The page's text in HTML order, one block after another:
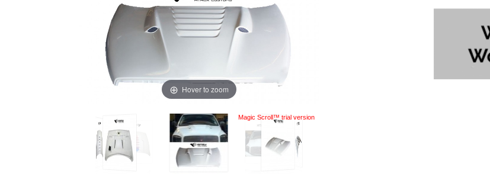
Hover to zoom
Magic Scroll™ trial version